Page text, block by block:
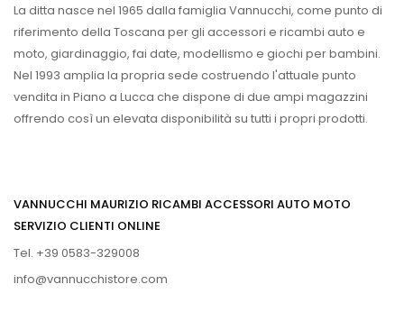
La ditta nasce nel 1965 dalla famiglia Vannucchi, come punto di
riferimento della Toscana per gli accessori e ricambi auto e
moto, giardinaggio, fai date, modellismo e giochi per bambini.
Nel 1993 amplia la propria sede costruendo l'attuale punto
vendita in Piano a Lucca che dispone di due ampi magazzini
offrendo così un elevata disponibilità su tutti i propri prodotti.
VANNUCCHI MAURIZIO RICAMBI ACCESSORI AUTO MOTO
SERVIZIO CLIENTI ONLINE
Tel. +39 0583-329008
info@vannucchistore.com